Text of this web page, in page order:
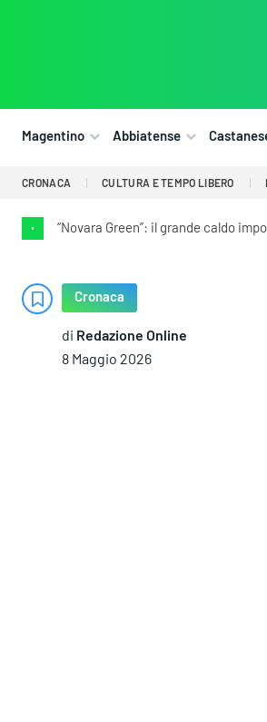
Magentino Abbiatense
CRONACA CULTURA E TEMPO LIBERO
• “Novara Green”: il grande caldo
Cronaca
di Redazione Online
8 Maggio 2026